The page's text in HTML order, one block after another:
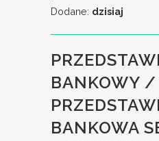
Dodane: dzisiaj
BANKOWY /
BANKOWA